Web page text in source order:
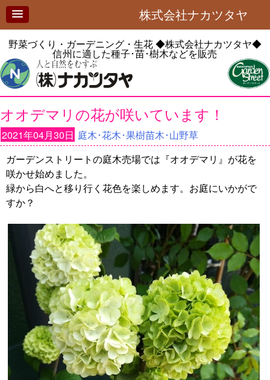
株式会社ナカツタヤ
野菜づくり・ガーデニング・生花◆株式会社ナカツタヤ◆
信州に適した種子･苗･樹木などを販売
オオデマリの花が咲いています！
2021年04月30日 庭木･花木･果樹苗木･山野草
ガーデンストリートの庭木売場では『オオデマリ』が花を
咲かせ始めました。
緑から白へと移り行く花色を楽しめます。お庭にいかがで
すか？